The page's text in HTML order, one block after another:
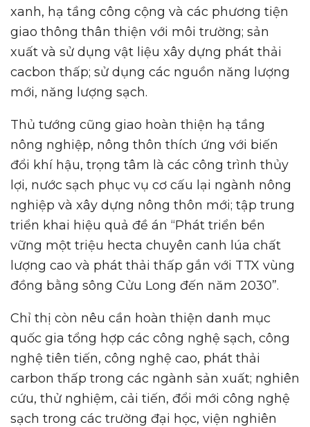
xanh, hạ tầng công cộng và các phương tiện
giao thông thân thiện với môi trường; sản
xuất và sử dụng vật liệu xây dựng phát thải
cacbon thấp; sử dụng các nguồn năng lượng
mới, năng lượng sạch.
Thủ tướng cũng giao hoàn thiện hạ tầng
nông nghiệp, nông thôn thích ứng với biến
đổi khí hậu, trọng tâm là các công trình thủy
lợi, nước sạch phục vụ cơ cấu lại ngành nông
nghiệp và xây dựng nông thôn mới; tập trung
triển khai hiệu quả đề án “Phát triển bền
vững một triệu hecta chuyên canh lúa chất
lượng cao và phát thải thấp gắn với TTX vùng
đồng bằng sông Cửu Long đến năm 2030”.
Chỉ thị còn nêu cần hoàn thiện danh mục
quốc gia tổng hợp các công nghệ sạch, công
nghệ tiên tiến, công nghệ cao, phát thải
carbon thấp trong các ngành sản xuất; nghiên
cứu, thử nghiệm, cải tiến, đổi mới công nghệ
sạch trong các trường đại học, viện nghiên